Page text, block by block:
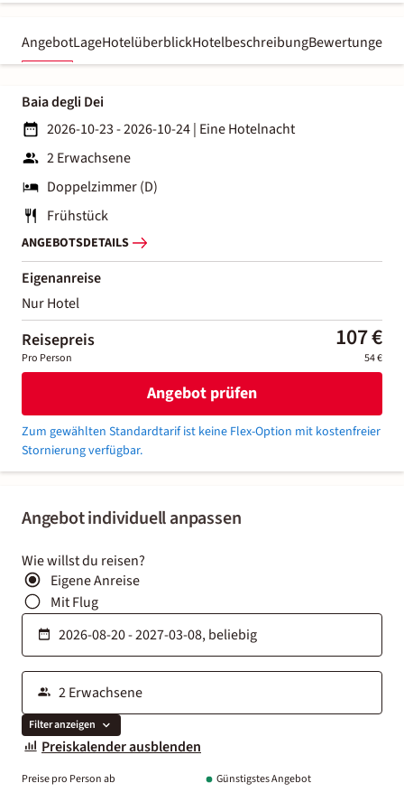
AngebotLageHotelüberblickHotelbeschreibungBewertungen
Angebot individuell anpassen
Wie willst du reisen?
Eigene Anreise
Mit Flug
Filter anzeigen
Preiskalender ausblenden
Preise pro Person ab Günstigstes Angebot
Baia degli Dei
2026-10-23 - 2026-10-24| Eine Hotelnacht
2 Erwachsene
Doppelzimmer (D)
Frühstück
ANGEBOTSDETAILS
Eigenanreise
Nur Hotel
Reisepreis 107 €
Pro Person 54 €
Angebot prüfen
Zum gewählten Standardtarif ist keine Flex-Option mit kostenfreier
Stornierung verfügbar.